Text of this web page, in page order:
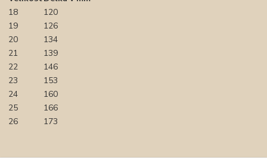
18
120
19
126
20
134
21
139
22
146
23
153
24
160
25
166
26
173